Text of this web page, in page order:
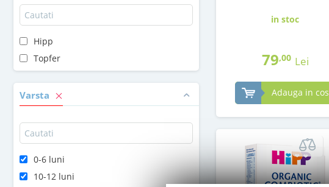
Hipp
Topfer
Varsta
0-6 luni
10-12 luni
in stoc
79,00 Lei
Adauga in cos